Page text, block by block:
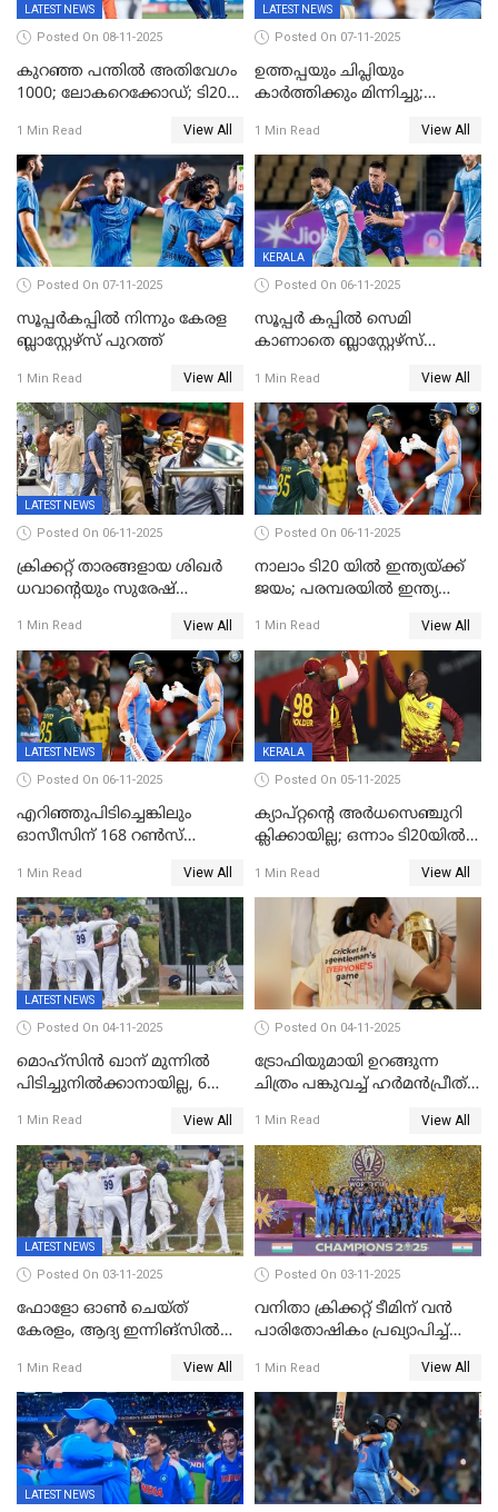
LATEST NEWS
Posted On 08-11-2025
കുറഞ്ഞ പന്തിൽ അതിവേഗം
1000; ലോകറെക്കോഡ്; ടി20
അപൂര്‍വനേട്ടവുമായി
അഭിഷേക് ശർമ
1 Min Read View All
LATEST NEWS
Posted On 07-11-2025
ഉത്തപ്പയും ചിപ്ലിയും
കാർത്തിക്കും മിന്നിച്ചു;
ഇന്ത്യ; ഹോങ്കോങ് സിക്സസ്
ക്രിക്കറ്റ് ടൂർണമെന്റിൽ ജയം
1 Min Read View All
Posted On 07-11-2025
സൂപ്പര്‍കപ്പില്‍ നിന്നും കേരള
ബ്ലാസ്റ്റേഴ്‌സ് പുറത്ത്
1 Min Read View All
KERALA
Posted On 06-11-2025
സൂപ്പർ കപ്പിൽ സെമി
കാണാതെ ബ്ലാസ്റ്റേഴ്സ്
1 Min Read View All
LATEST NEWS
Posted On 06-11-2025
ക്രിക്കറ്റ് താരങ്ങളായ ശിഖർ
ധവാന്‍റെയും സുരേഷ്
കണ്ടുകെട്ടി
1 Min Read View All
Posted On 06-11-2025
നാലാം ടി20 യില്‍ ഇന്ത്യയ്ക്ക്
ജയം; പരമ്പരയിൽ ഇന്ത്യ
1 Min Read View All
LATEST NEWS
Posted On 06-11-2025
എറിഞ്ഞുപിടിച്ചെങ്കിലും
ഓസീസിന് 168 റൺസ്
1 Min Read View All
KERALA
Posted On 05-11-2025
ക്യാപ്റ്റന്റെ അർധസെഞ്ചുറി
ക്ലിക്കായില്ല; ഒന്നാം ടി20യിൽ
വിൻഡീസിന് ജയം
1 Min Read View All
LATEST NEWS
Posted On 04-11-2025
മൊഹ്സിൻ ഖാന് മുന്നിൽ
പിടിച്ചുനിൽക്കാനായില്ല, 6
കേരളത്തിന് ഇന്നിംഗ്സ്
തോല്‍വി
1 Min Read View All
Posted On 04-11-2025
ട്രോഫിയുമായി ഉറങ്ങുന്ന
ചിത്രം പങ്കുവച്ച് ഹര്‍മന്‍പ്രീത്
1 Min Read View All
LATEST NEWS
Posted On 03-11-2025
ഫോളോ ഓൺ ചെയ്ത്
കേരളം, ആദ്യ ഇന്നിങ്സിൽ
രഞ്ജിയിൽ കർണാടകയ്ക്ക്
കൂറ്റൻ ലീഡ്
1 Min Read View All
Posted On 03-11-2025
വനിതാ ക്രിക്കറ്റ് ടീമിന് വൻ
പാരിതോഷികം പ്രഖ്യാപിച്ച്
1 Min Read View All
LATEST NEWS